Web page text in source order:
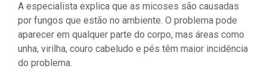
A especialista explica que as micoses são causadas
por fungos que estão no ambiente. O problema pode
aparecer em qualquer parte do corpo, mas áreas como
unha, virilha, couro cabeludo e pés têm maior incidência
do problema.